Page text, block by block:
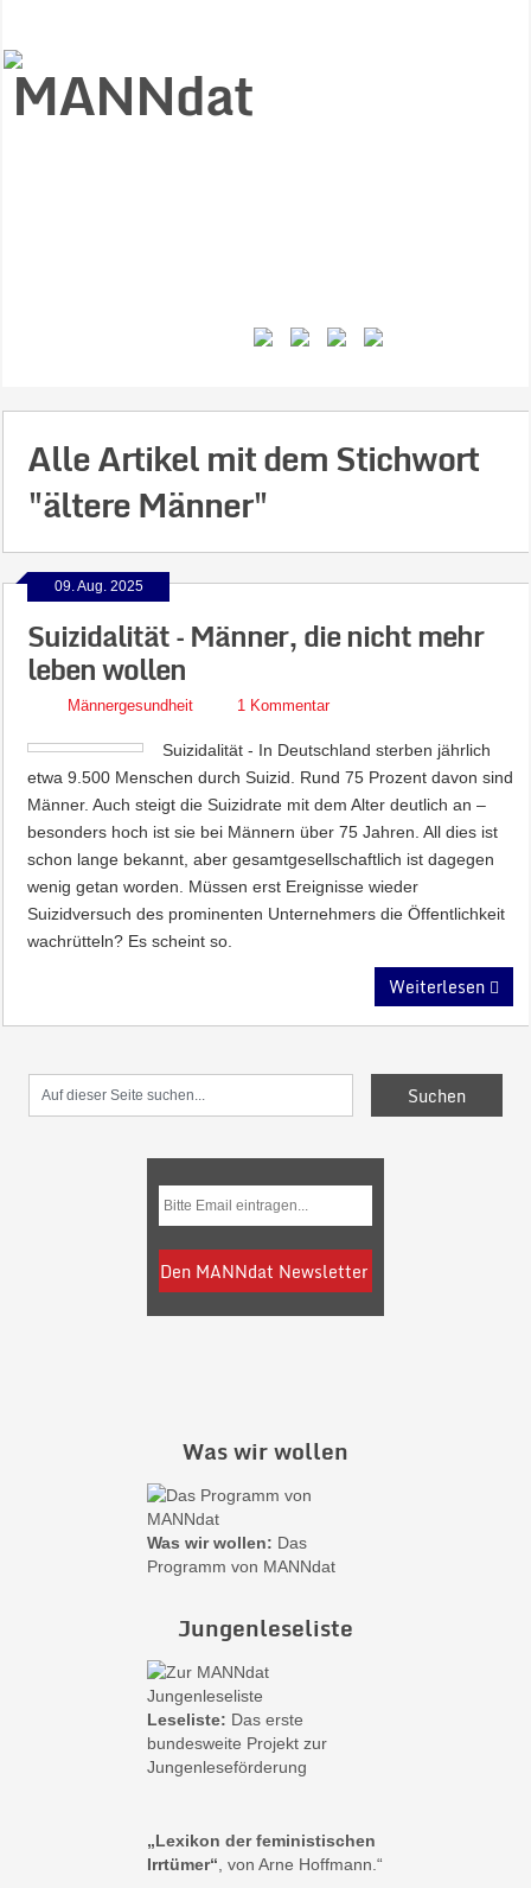
Alle Artikel mit dem Stichwort
"ältere Männer"
09. Aug. 2025
Suizidalität – Männer, die nicht mehr
leben wollen
Männergesundheit 1 Kommentar
Suizidalität - In Deutschland sterben jährlich
etwa 9.500 Menschen durch Suizid. Rund 75 Prozent davon sind
Männer. Auch steigt die Suizidrate mit dem Alter deutlich an –
besonders hoch ist sie bei Männern über 75 Jahren. All dies ist
schon lange bekannt, aber gesamtgesellschaftlich ist dagegen
wenig getan worden. Müssen erst Ereignisse wieder
Suizidversuch des prominenten Unternehmers die Öffentlichkeit
wachrütteln? Es scheint so.
Weiterlesen
Was wir wollen
Was wir wollen: Das
Programm von MANNdat
Jungenleseliste
Leseliste: Das erste
bundesweite Projekt zur
Jungenleseförderung
„Lexikon der feministischen
Irrtümer“ , von Arne Hoffmann.“